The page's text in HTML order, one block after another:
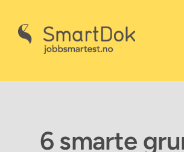
content
Personvernerklæring
6 smarte